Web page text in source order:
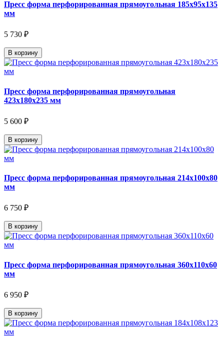
Пресс форма перфорированная прямоугольная 185х95х135
мм
5 730 ₽
В корзину
Пресс форма перфорированная прямоугольная
423х180х235 мм
5 600 ₽
В корзину
Пресс форма перфорированная прямоугольная 214х100х80
мм
6 750 ₽
В корзину
Пресс форма перфорированная прямоугольная 360х110х60
мм
6 950 ₽
В корзину